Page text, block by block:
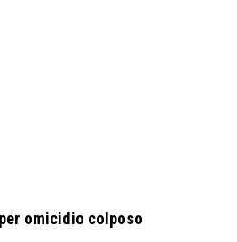
omicidio colposo